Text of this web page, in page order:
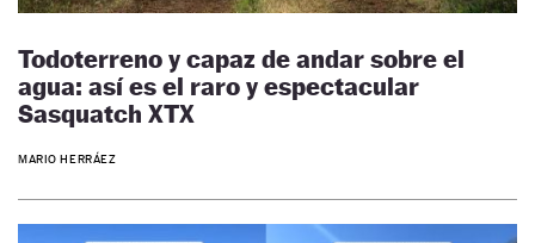
Todoterreno y capaz de andar sobre el
agua: así es el raro y espectacular
Sasquatch XTX
MARIO HERRÁEZ